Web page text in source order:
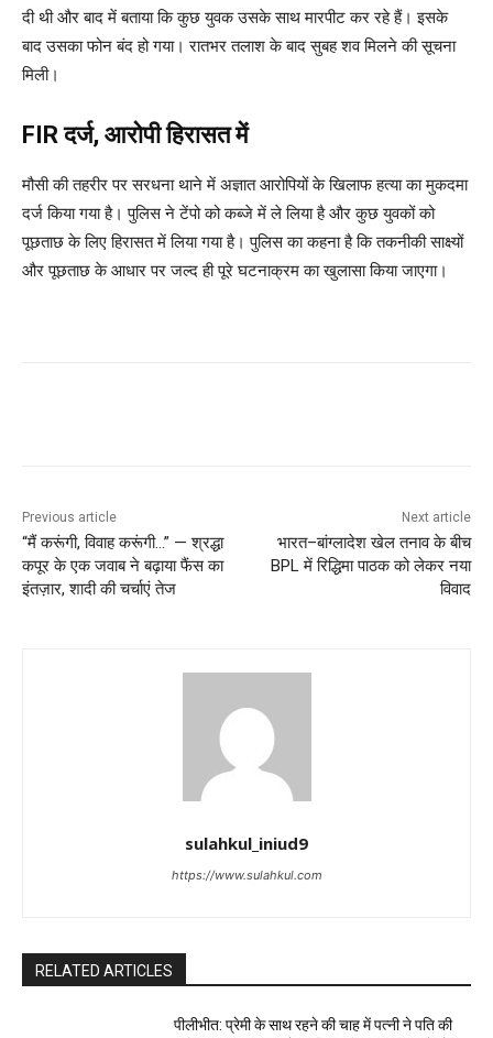
दी थी और बाद में बताया कि कुछ युवक उसके साथ मारपीट कर रहे हैं। इसके
बाद उसका फोन बंद हो गया। रातभर तलाश के बाद सुबह शव मिलने की सूचना
मिली।
FIR दर्ज, आरोपी हिरासत में
मौसी की तहरीर पर सरधना थाने में अज्ञात आरोपियों के खिलाफ हत्या का मुकदमा
दर्ज किया गया है। पुलिस ने टेंपो को कब्जे में ले लिया है और कुछ युवकों को
पूछताछ के लिए हिरासत में लिया गया है। पुलिस का कहना है कि तकनीकी साक्ष्यों
और पूछताछ के आधार पर जल्द ही पूरे घटनाक्रम का खुलासा किया जाएगा।
Previous article
“मैं करूंगी, विवाह करूंगी…” — श्रद्धा
कपूर के एक जवाब ने बढ़ाया फैंस का
इंतज़ार, शादी की चर्चाएं तेज
Next article
भारत–बांग्लादेश खेल तनाव के बीच
BPL में रिद्धिमा पाठक को लेकर नया
विवाद
sulahkul_iniud9
https://www.sulahkul.com
RELATED ARTICLES
पीलीभीत: प्रेमी के साथ रहने की चाह में पत्नी ने पति की